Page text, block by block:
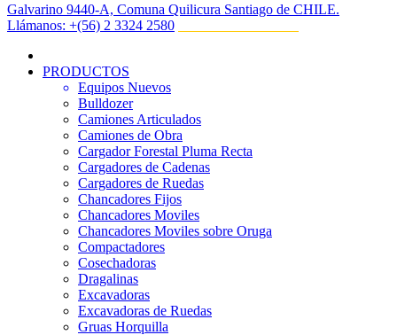
Galvarino 9440-A, Comuna Quilicura Santiago de CHILE.
Llámanos: ‎+(56) 2 3324 2580
PRODUCTOS
Equipos Nuevos
Bulldozer
Camiones Articulados
Camiones de Obra
Cargador Forestal Pluma Recta
Cargadores de Cadenas
Cargadores de Ruedas
Chancadores Fijos
Chancadores Moviles
Chancadores Moviles sobre Oruga
Compactadores
Cosechadoras
Dragalinas
Excavadoras
Excavadoras de Ruedas
Gruas Horquilla